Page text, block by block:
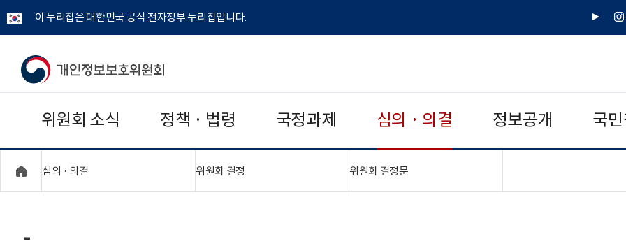
이 누리집은 대한민국 공식 전자정부 누리집입니다.
유
인
개
보
보
위원회 소식 정책 · 법령 국정과제 심의 · 의결 정보공개 국
심의 · 의결 위원회 결정 위원회 결정문"접기,펼치기"
-